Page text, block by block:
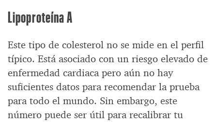
Lipoproteína A
Este tipo de colesterol no se mide en el perfil
típico. Está asociado con un riesgo elevado de
enfermedad cardiaca pero aún no hay
suficientes datos para recomendar la prueba
para todo el mundo. Sin embargo, este
número puede ser útil para recalibrar tu